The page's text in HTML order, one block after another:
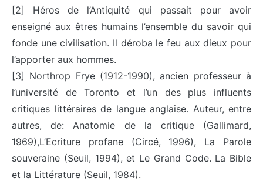
[2] Héros de l’Antiquité qui passait pour avoir
enseigné aux êtres humains l’ensemble du savoir qui
fonde une civilisation. Il déroba le feu aux dieux pour
l’apporter aux hommes.
[3] Northrop Frye (1912-1990), ancien professeur à
l’université de Toronto et l’un des plus influents
critiques littéraires de langue anglaise. Auteur, entre
autres, de: Anatomie de la critique (Gallimard,
1969),L’Ecriture profane (Circé, 1996), La Parole
souveraine (Seuil, 1994), et Le Grand Code. La Bible
et la Littérature (Seuil, 1984).